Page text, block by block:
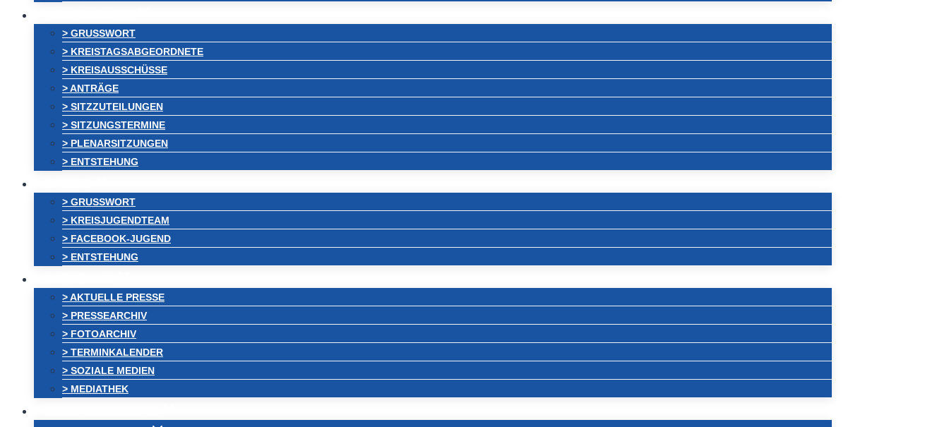
> GRUSSWORT
> KREISTAGSABGEORDNETE
> KREISAUSSCHÜSSE
> ANTRÄGE
> SITZZUTEILUNGEN
> SITZUNGSTERMINE
> PLENARSITZUNGEN
> ENTSTEHUNG
> GRUSSWORT
> KREISJUGENDTEAM
> FACEBOOK-JUGEND
> ENTSTEHUNG
> AKTUELLE PRESSE
> PRESSEARCHIV
> FOTOARCHIV
> TERMINKALENDER
> SOZIALE MEDIEN
> MEDIATHEK